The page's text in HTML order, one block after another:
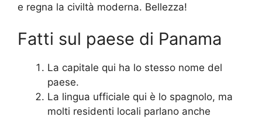
e regna la civiltà moderna. Bellezza!
Fatti sul paese di Panama
La capitale qui ha lo stesso nome del
paese.
La lingua ufficiale qui è lo spagnolo, ma
molti residenti locali parlano anche